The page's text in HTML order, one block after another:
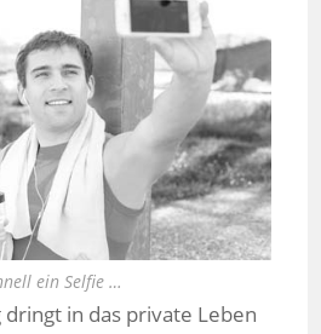
ein Selfie …
in das private Leben